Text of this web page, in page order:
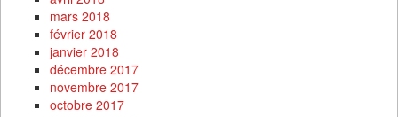
mars 2018
février 2018
janvier 2018
décembre 2017
novembre 2017
octobre 2017